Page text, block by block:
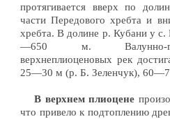
протягивается вверх по
части Передового хребта и
хребта. В долине р. Кубани у
—650 м. Валунно-
верхнеплиоценовых рек
25—30 м (р. Б. Зеленчук),
В верхнем плиоцене
что привело к подтоплению